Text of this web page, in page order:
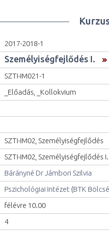
2017-2018-1
Személyiségfejlődés I.
SZTI-IM021-1
_Előadás, _Kollokvium
SZTI-IM02, Személyiségfejlődés
SZTI-IM02, Személyiségfejlődés I.
Bárányné Dr Jámbori Szilvia
Pszichológiai Intézet (BTK
félévre 10.00
4